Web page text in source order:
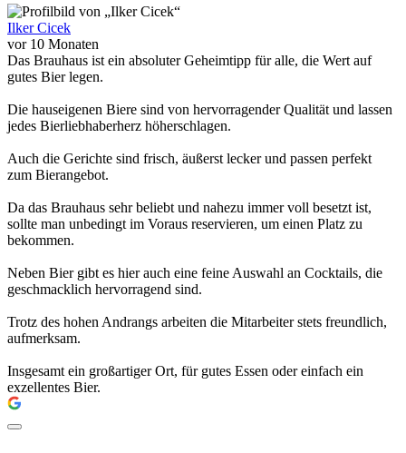
Ilker Cicek
vor 10 Monaten
Das Brauhaus ist ein absoluter Geheimtipp für alle, die Wert auf
gutes Bier legen.
Die hauseigenen Biere sind von hervorragender Qualität und lassen
jedes Bierliebhaberherz höherschlagen.
Auch die Gerichte sind frisch, äußerst lecker und passen perfekt
zum Bierangebot.
Da das Brauhaus sehr beliebt und nahezu immer voll besetzt ist,
sollte man unbedingt im Voraus reservieren, um einen Platz zu
bekommen.
Neben Bier gibt es hier auch eine feine Auswahl an Cocktails, die
geschmacklich hervorragend sind.
Trotz des hohen Andrangs arbeiten die Mitarbeiter stets freundlich,
aufmerksam.
Insgesamt ein großartiger Ort, für gutes Essen oder einfach ein
exzellentes Bier.